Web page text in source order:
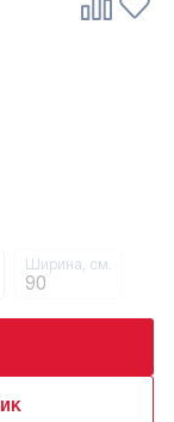
Ширина, см.
90